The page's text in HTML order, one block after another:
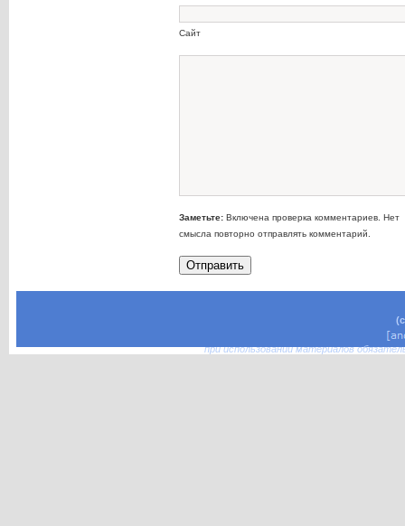
Сайт
Заметьте:Включена проверка комментариев. Нет
смысла повторно отправлять комментарий.
при использовании материалов